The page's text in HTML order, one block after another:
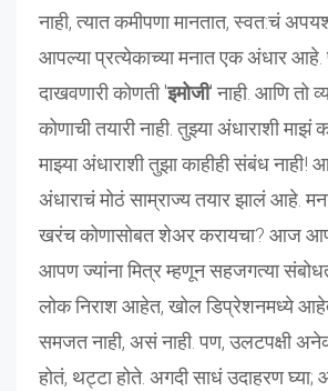
नाही, त्यात कमीपणा मानतात, स्वत:चं
आपल्या प्रत्येकाच्या मनात एक अंधार आहे.
दाखवणारी कोणती 'इमोजी' नाही. आणि तो
कोणाची तयारी नाही. तुझ्या अंधाराशी माझं
माझ्या अंधाराशी तुझा काहीही संबंध
अंधाराचं मोठं साम्राज्य तयार झालं आहे.
खरंच कोणासोबत शेअर करायचा? आज
आपण ज्यांना मित्र म्हणून सहजगत्या
लोक निराश आहेत, खोल डिप्रेशनमध्ये
समजत नाही, असं नाही. पण, उलटपक्षी
होतं, थट्टा होते. अगदी साधं उदाहरण